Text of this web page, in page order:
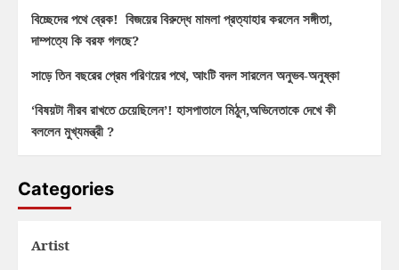
বিচ্ছেদের পথে ব্রেক! বিজয়ের বিরুদ্ধে মামলা প্রত্যাহার করলেন সঙ্গীতা,
দাম্পত্যে কি বরফ গলছে?
সাড়ে তিন বছরের প্রেম পরিণয়ের পথে, আংটি বদল সারলেন অনুভব-অনুষ্কা
‘বিষয়টা নীরব রাখতে চেয়েছিলেন’! হাসপাতালে মিঠুন,অভিনেতাকে দেখে কী
বললেন মুখ্যমন্ত্রী ?
Categories
Artist